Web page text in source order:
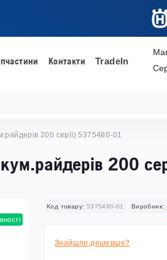
Контакти TradeIn
200 серії) 5375480-01
200
Код товару: 5375480-01 Виробник:
Знайшли дешевше?